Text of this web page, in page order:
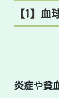
【1】血
炎症や貧